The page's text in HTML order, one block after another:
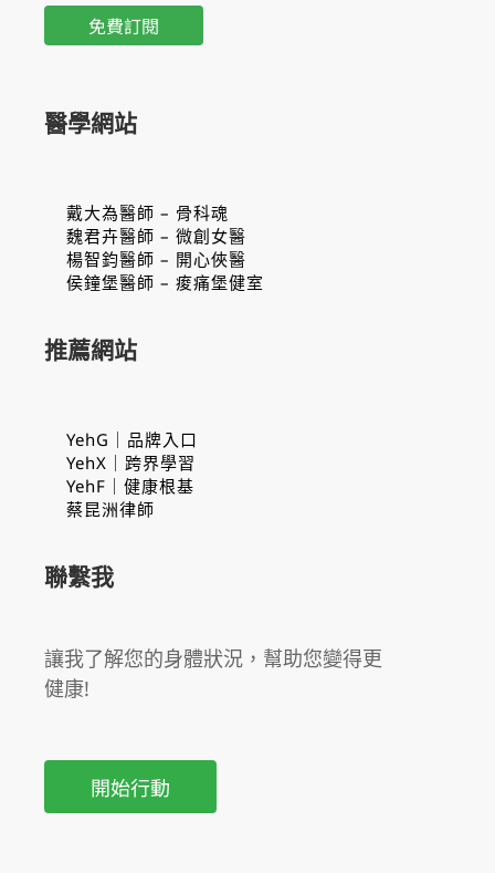
醫學網站
戴大為醫師 – 骨科魂
魏君卉醫師 – 微創女醫
楊智鈞醫師 – 開心俠醫
侯鐘堡醫師 – 痠痛堡健室
推薦網站
YehG｜品牌入口
YehX｜跨界學習
YehF｜健康根基
蔡昆洲律師
聯繫我
讓我了解您的身體狀況，幫助您變得更
健康!
開始行動